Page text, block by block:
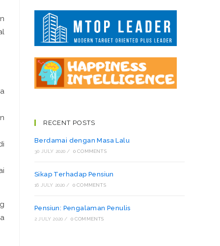
RECENT POSTS
Berdamai dengan Masa Lalu
30 JULY 2020 / 0 COMMENTS
Sikap Terhadap Pensiun
16 JULY 2020 / 0 COMMENTS
Pensiun: Pengalaman Penulis
2 JULY 2020 / 0 COMMENTS